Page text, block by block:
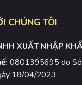
CHÚNG TÔI
XUẤT NHẬP
0801395695 do Sở
18/04/2023